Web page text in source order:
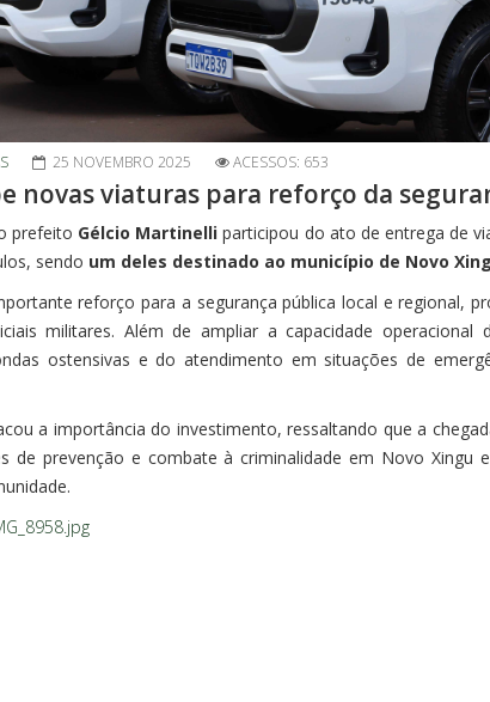
25 NOVEMBRO 2025 ACESSOS: 653
novas viaturas para reforço da
prefeito Gélcio Martinelli participou do ato de entrega de
sendo um deles destinado ao município de Novo
reforço para a segurança pública local e regional,
militares. Além de ampliar a capacidade
ostensivas e do atendimento em situações de
a importância do investimento, ressaltando que a
de prevenção e combate à criminalidade em Novo